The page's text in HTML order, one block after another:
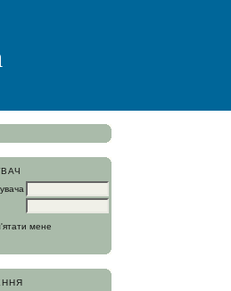
мене